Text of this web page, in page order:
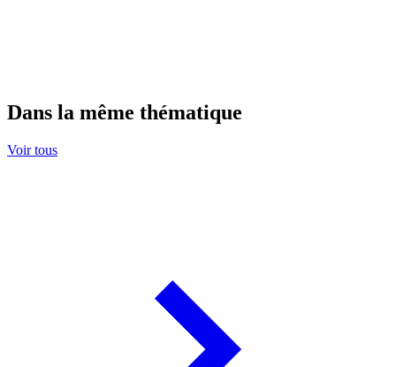
Dans la même thématique
Voir tous